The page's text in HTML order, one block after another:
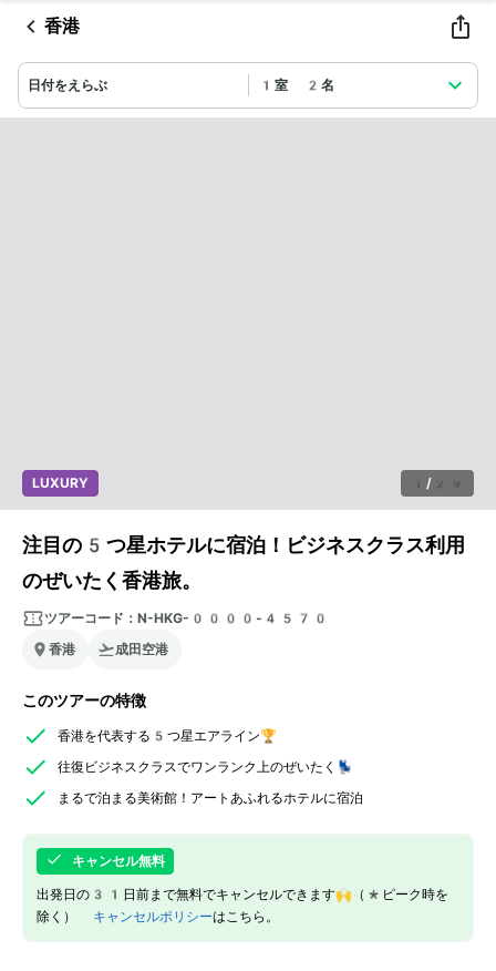
香港
日付をえらぶ 1室 2名
1 / 29
LUXURY
注目の5つ星ホテルに宿泊！ビジネスクラス利用
のぜいたく香港旅。
ツアーコード： N-HKG-0000-4570
香港
成田空港
このツアーの特徴
香港を代表する5つ星エアライン🏆
往復ビジネスクラスでワンランク上のぜいたく💺
まるで泊まる美術館！アートあふれるホテルに宿泊
キャンセル無料
出発日の31日前まで無料でキャンセルできます🙌（*ピーク時を
除く） キャンセルポリシーはこちら。